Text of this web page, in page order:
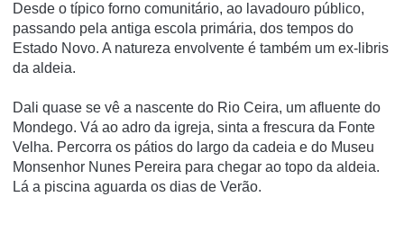
Desde o típico forno comunitário, ao lavadouro público,
passando pela antiga escola primária, dos tempos do
Estado Novo. A natureza envolvente é também um ex-libris
da aldeia.
Dali quase se vê a nascente do Rio Ceira, um afluente do
Mondego. Vá ao adro da igreja, sinta a frescura da Fonte
Velha. Percorra os pátios do largo da cadeia e do Museu
Monsenhor Nunes Pereira para chegar ao topo da aldeia.
Lá a piscina aguarda os dias de Verão.